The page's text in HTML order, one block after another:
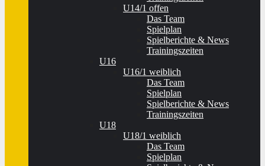
U14/1 offen
Das Team
Spielplan
Spielberichte & News
Trainingszeiten
U16
U16/1 weiblich
Das Team
Spielplan
Spielberichte & News
Trainingszeiten
U18
U18/1 weiblich
Das Team
Spielplan